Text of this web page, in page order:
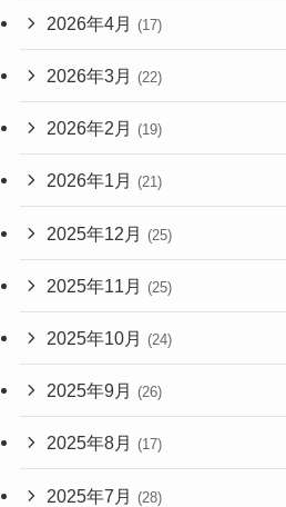
2026年4月 (17)
2026年3月 (22)
2026年2月 (19)
2026年1月 (21)
2025年12月 (25)
2025年11月 (25)
2025年10月 (24)
2025年9月 (26)
2025年8月 (17)
2025年7月 (28)